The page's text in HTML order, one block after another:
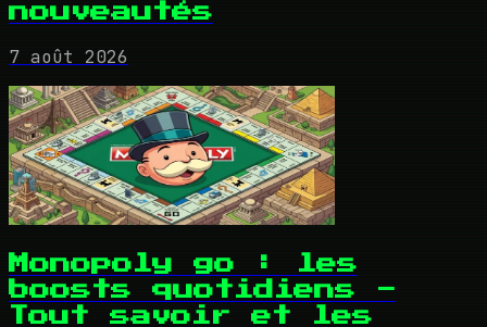
nouveautés
7 août 2026
Monopoly go : les
boosts quotidiens -
Tout savoir et les